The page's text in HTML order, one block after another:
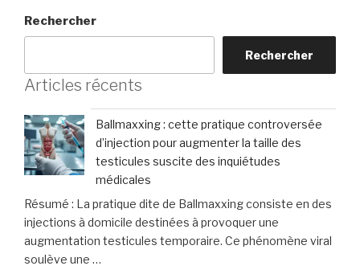
Rechercher
Rechercher
Articles récents
Ballmaxxing : cette pratique controversée
d’injection pour augmenter la taille des
testicules suscite des inquiétudes
médicales
Résumé : La pratique dite de Ballmaxxing consiste en des
injections à domicile destinées à provoquer une
augmentation testicules temporaire. Ce phénomène viral
soulève une …